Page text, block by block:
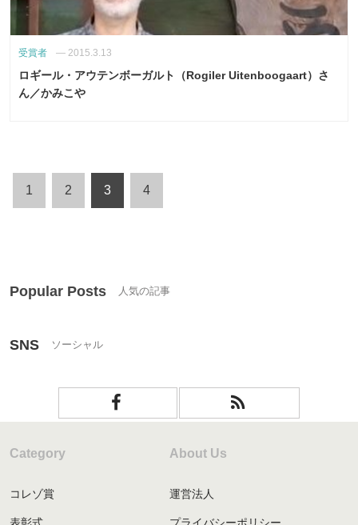
受賞者 — 2015.3.13
ロギール・アウテンボーガルト（Rogiler Uitenboogaart）さ
ん／かみこや
1 2 3 4
Popular Posts
SNS
Category
コレゾ賞
表彰式
About Us
運営法人
プライバシーポリシー